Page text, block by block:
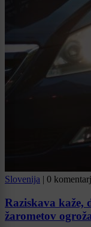
Slovenija | 0
Raziskava kaže,
žarometov